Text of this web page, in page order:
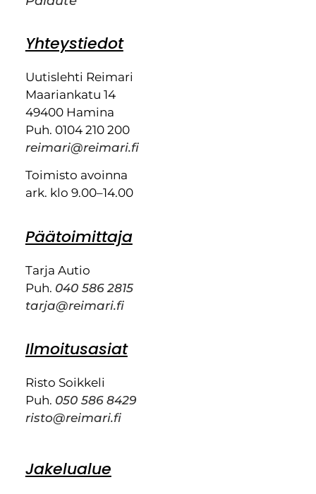
Yhteystiedot
Uutislehti Reimari
Maariankatu 14
49400 Hamina
Puh. 0104 210 200
reimari@reimari.fi
Toimisto avoinna
ark. klo 9.00–14.00
Päätoimittaja
Tarja Autio
Puh. 040 586 2815
tarja@reimari.fi
Ilmoitusasiat
Risto Soikkeli
Puh. 050 586 8429
risto@reimari.fi
Jakelualue